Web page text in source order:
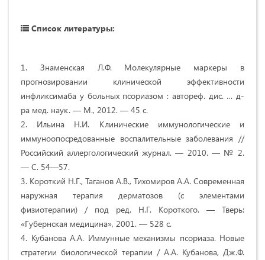
Список литературы:
1. Знаменская Л.Ф. Молекулярные маркеры в
прогнозировании клинической эффективности
инфликсимаба у больных псориазом : автореф. дис. … д-
ра мед. наук. — М., 2012. — 45 с.
2. Ильина Н.И. Клинические иммунологические и
иммуноопосредованные воспалительные заболевания //
Российский аллергологический журнал. — 2010. — № 2.
— С. 54—57.
3. Короткий Н.Г., Таганов А.В., Тихомиров А.А. Современная
наружная терапия дерматозов (с элементами
физиотерапии) / под ред. Н.Г. Короткого. — Тверь:
«Губернская медицина», 2001. — 528 с.
4. Кубанова А.А. Иммунные механизмы псориаза. Новые
стратегии биологической терапии / А.А. Кубанова, Дж.Ф.